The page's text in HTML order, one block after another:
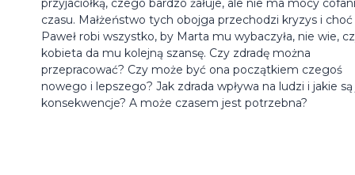
przyjaciółką, czego bardzo żałuje, ale nie ma mocy
czasu. Małżeństwo tych obojga przechodzi kryzys i choć
Paweł robi wszystko, by Marta mu wybaczyła, nie wie,
kobieta da mu kolejną szansę. Czy zdradę można
przepracować? Czy może być ona początkiem czegoś
nowego i lepszego? Jak zdrada wpływa na ludzi i jakie są
konsekwencje? A może czasem jest potrzebna?